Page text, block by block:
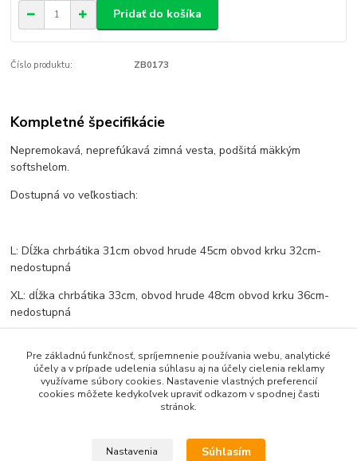
Pridať do košíka
Číslo produktu: ZB0173
Kompletné špecifikácie
Nepremokavá, neprefúkavá zimná vesta, podšitá mäkkým
softshelom.
Dostupná vo veľkostiach:
L: Dĺžka chrbátika 31cm obvod hrude 45cm obvod krku 32cm-
nedostupná
XL: dĺžka chrbátika 33cm, obvod hrude 48cm obvod krku 36cm-
nedostupná
Tovar zaradený v kategóriách
Pre základnú funkčnosť, spríjemnenie používania webu, analytické
účely a v prípade udelenia súhlasu aj na účely cielenia reklamy
využívame súbory cookies. Nastavenie vlastných preferencií
cookies môžete kedykoľvek upraviť odkazom v spodnej časti
stránok.
Nastavenia Súhlasím